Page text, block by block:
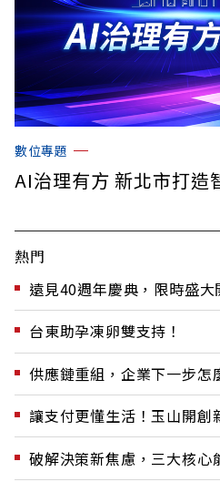
數位專題
AI治理有方 新北市打造
熱門
遠見40週年慶典，限時盛大
台東助孕凍卵雙支持！
供應鏈重組，企業下一步怎
讓支付更懂生活！玉山開創
破解決策新焦慮，三大核心